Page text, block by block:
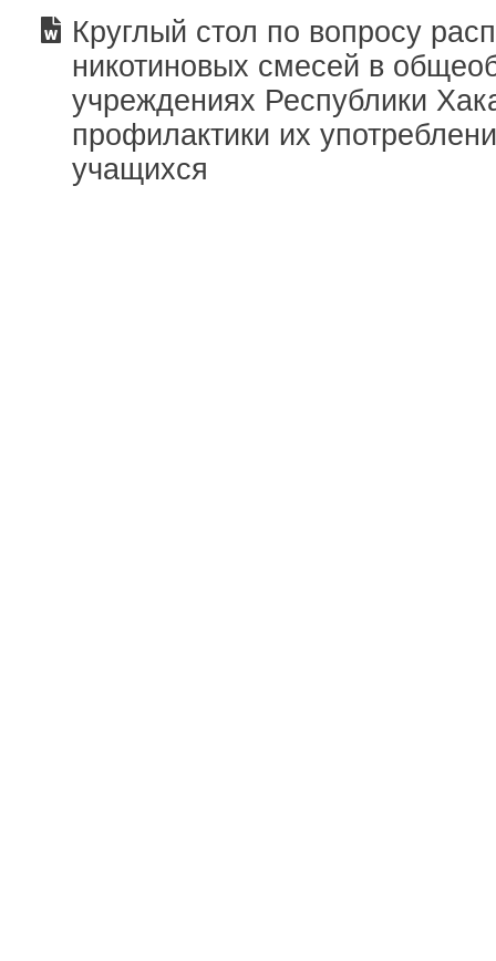
Круглый стол по вопросу
никотиновых смесей в
учреждениях Республики
профилактики их
учащихся